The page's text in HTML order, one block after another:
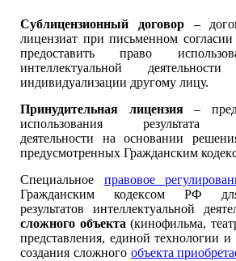
Сублицензионный договор–
лицензиат при письменном
предоставить право
интеллектуальной
индивидуализации другому лицу.
Принудительная лицензия–
использования результата
деятельности на основании
предусмотренных Гражданским
Специальное правовое
Гражданским кодексом РФ для
результатов интеллектуальной
сложного объекта (кинофильма,
представления, единой технологии
создания сложного объекта